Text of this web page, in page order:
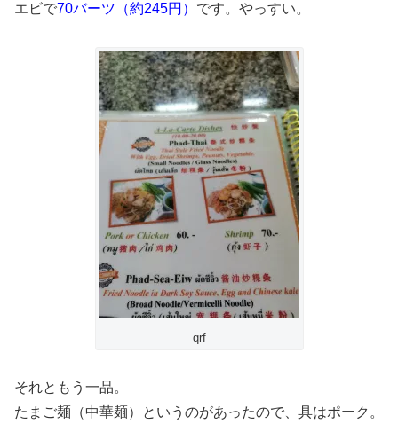
エビで70バーツ（約245円） です。やっすい。
qrf
それともう一品。
たまご麺（中華麺）というのがあったので、具はポーク。